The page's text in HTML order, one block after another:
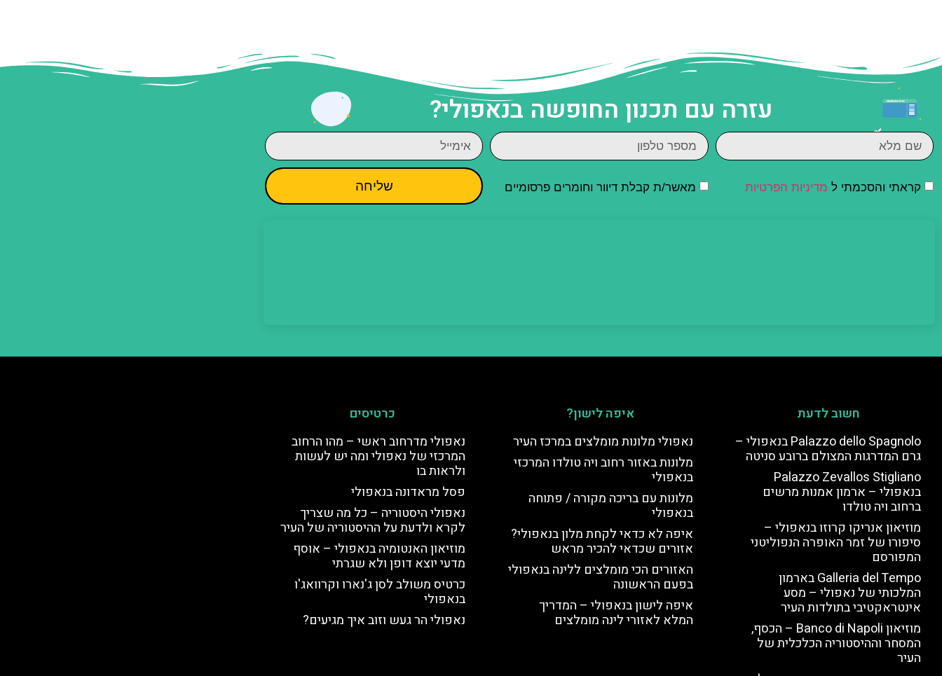
עזרה עם תכנון החופשה בנאפולי?
קראתי והסכמתי ל מדיניות הפרטיות מאשר/ת קבלת דיוור וחומרים פרסומיים שליחה
חשוב לדעת
Palazzo dello Spagnolo בנאפולי –
גרם המדרגות המצולם ברובע סניטה
Palazzo Zevallos Stigliano
בנאפולי – ארמון אמנות מרשים
ברחוב ויה טולדו
מוזיאון אנריקו קרוזו בנאפולי –
סיפורו של זמר האופרה הנפוליטני
המפורסם
Galleria del Tempo בארמון
המלכותי של נאפולי – מסע
אינטראקטיבי בתולדות העיר
מוזיאון Banco di Napoli – הכסף,
המסחר וההיסטוריה הכלכלית של
העיר
איפה לישון?
נאפולי מלונות מומלצים במרכז העיר
מלונות באזור רחוב ויה טולדו המרכזי
בנאפולי
מלונות עם בריכה מקורה / פתוחה
בנאפולי
איפה לא כדאי לקחת מלון בנאפולי?
אזורים שכדאי להכיר מראש
האזורים הכי מומלצים ללינה בנאפולי
בפעם הראשונה
איפה לישון בנאפולי – המדריך
המלא לאזורי לינה מומלצים
כרטיסים
נאפולי מדרחוב ראשי – מהו הרחוב
המרכזי של נאפולי ומה יש לעשות
ולראות בו
פסל מראדונה בנאפולי
נאפולי היסטוריה – כל מה שצריך
לקרא ולדעת על ההיסטוריה של העיר
מוזיאון האנטומיה בנאפולי – אוסף
מדעי יוצא דופן ולא שגרתי
כרטיס משולב לסן ג'נארו וקרוואג'ו
בנאפולי
נאפולי הר געש וזוב איך מגיעים?